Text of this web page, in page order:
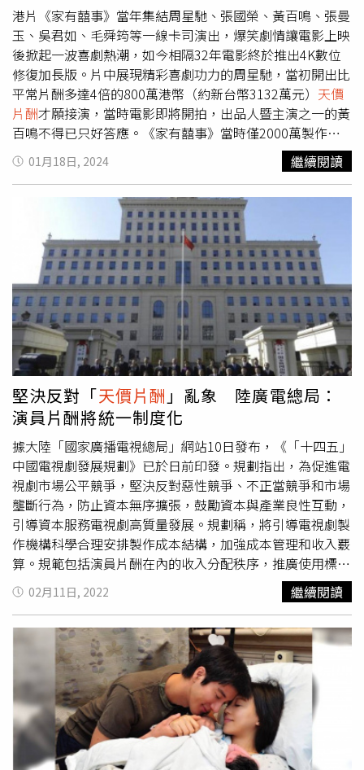
港片《家有囍事》當年集結周星馳、張國榮、黃百鳴、張曼
玉、吳君如、毛舜筠等一線卡司演出，爆笑劇情讓電影上映
後掀起一波喜劇熱潮，如今相隔32年電影終於推出4K數位
修復加長版。片中展現精彩喜劇功力的周星馳，當初開出比
平常片酬多達4倍的800萬港幣（約新台幣3132萬元） 天價
片酬才願接演，當時電影即將開拍，出品人暨主演之一的黃
百鳴不得已只好答應。《家有囍事》當時僅2000萬製作成
本（約新台幣7833萬元），沒想到周星馳竟開出800萬港幣
天價才願接演，片酬甚至比張國榮的300萬（約新台幣1174
黃百鳴相當佩服，直呼：「他的演繹真是很好。」片中常家
三兄弟吃早餐的橋段當中，張國榮曾和黃百鳴商量是否要加
戲或加台詞，讓場面更加精采，兩人找周星馳商量，沒想到
周星馳一看劇本，便直言這段已經非常好，根本不用加戲。
於是，這場早餐戲在三人你來我往的演繹當中，周星馳透過
他精彩的表情與動作，完成跟黃百鳴與張國榮的互動。《家
有囍事4K數位修復加長版》一幕張曼玉（左）與李麗珍
（中）的元配遇小三戲碼，周星馳建議增加一掌打飛李麗珍
的搞笑橋段。（圖／采昌提供）另一方面，周星馳也會適時
加戲，讓場面更加精采，片中他跟李麗珍偷情，差點被女友
張曼玉抓包的橋段，劇本原是周星馳與李麗珍從房間窗戶墜
落地面，周星馳在兩人下墜的過程中，赫然發現張曼玉就在
下方，便在落地前一掌把李麗珍打回屋內，這「一掌」就是
星爺主動加戲。黃百鳴透露周星馳找他說要這樣演，起初覺
得這太無厘頭了，別人來演肯定不行，但周星馳詮釋就很合
理：「因為大家都接受了周星馳是無厘頭的！」黃百鳴更透
露：「他的演繹真是很好，譬如『無定向喪心病狂間歇性全
身機能失調症』就是他的個人表演，又或是他用雙腳跟自己
猜拳『誰淫蕩啊？你淫蕩！誰淫蕩啊？我淫蕩！』也都是他
自行發揮！」不過也多虧他的喜感演技助攻，讓該片當年上
映後引爆轟動，創造4899萬港幣（約新台幣1.91億元）票
房佳績。《家有囍事4K數位修復加長版》將於1月26日在台
01月18日, 2024 繼續閱讀
堅決反對「天價片酬 」亂象 陸廣電總局：
演員片酬將統一制度化
據大陸「國家廣播電視總局」網站10日發布，《「十四五」
中國電視劇發展規劃》已於日前印發。規劃指出，為促進電
視劇市場公平競爭，堅決反對惡性競爭、不正當競爭和市場
壟斷行為，防止資本無序擴張，鼓勵資本與產業良性互動，
引導資本服務電視劇高質量發展。規劃稱，將引導電視劇製
作機構科學合理安排製作成本結構，加強成本管理和收入覈
算。規範包括演員片酬在內的收入分配秩序，推廣使用標準
化、制度化、制式統一的片酬等勞務契約。規劃強調將加強
片酬管理，並堅決反對「
」。將嚴格執行每部電視
劇全部演員總片酬不得超過製作總成本 40％，主要演員片
酬不得超過演員總片酬 70％的製作成本配置比例規定，並
會加強片酬契約備案與核查。行業組織制定標準化、規範
化、制式統一的片酬契約示範文本，將在電視劇行業推廣使
用。規劃指出，為持續優化電視劇市場環境，將健全事前事
中事後全鏈條全流程監管機制，嚴肅處理有偷逃稅、「陰陽
合同」、「天價片酬」等違法違規行為的演員和相關機構，
禁止違法失德藝人通過電視劇發聲出鏡。
02月11日, 2022 繼續閱讀